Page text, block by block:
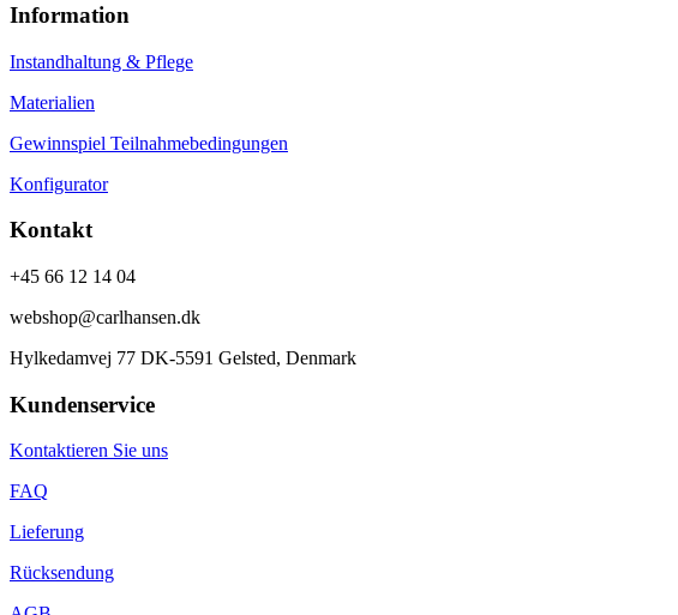
Information
Instandhaltung & Pflege
Materialien
Gewinnspiel Teilnahmebedingungen
Konfigurator
Kontakt
+45 66 12 14 04
webshop@carlhansen.dk
Hylkedamvej 77 DK-5591 Gelsted, Denmark
Kundenservice
Kontaktieren Sie uns
FAQ
Lieferung
Rücksendung